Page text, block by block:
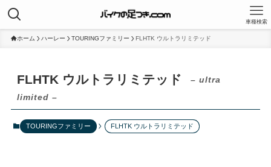
車種検索
ホーム ハーレー TOURINGファミリー FLHTK ウルトラリミテッド
FLHTK ウルトラリミテッド
– ultra
limited –
TOURINGファミリー FLHTK ウルトラリミテッド